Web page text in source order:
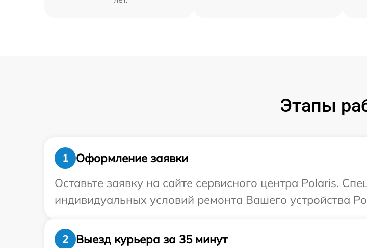
Этапы
1
Оформление заявки
Оставьте заявку на сайте сервисного центра Polaris.
индивидуальных условий ремонта Вашего устройства
2
Выезд курьера за 35 минут